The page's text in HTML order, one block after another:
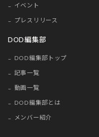
イベント
プレスリリース
DOD編集部
DOD編集部トップ
記事一覧
動画一覧
DOD編集部とは
メンバー紹介